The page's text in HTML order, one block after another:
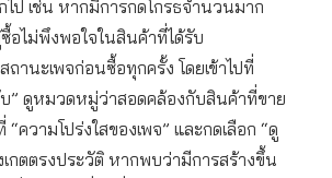
ไป เช่น หากมีการกดโกรธจำนวนมาก
อไม่พึงพอใจในสินค้าที่ได้รับ
านะเพจก่อนซื้อทุกครั้ง โดยเข้าไปที่
” ดูหมวดหมู่ว่าสอดคล้องกับสินค้าที่ขาย
“ความโปร่งใสของเพจ” และกดเลือก “ดู
กตตรงประวัติ หากพบว่ามีการสร้างขึ้น